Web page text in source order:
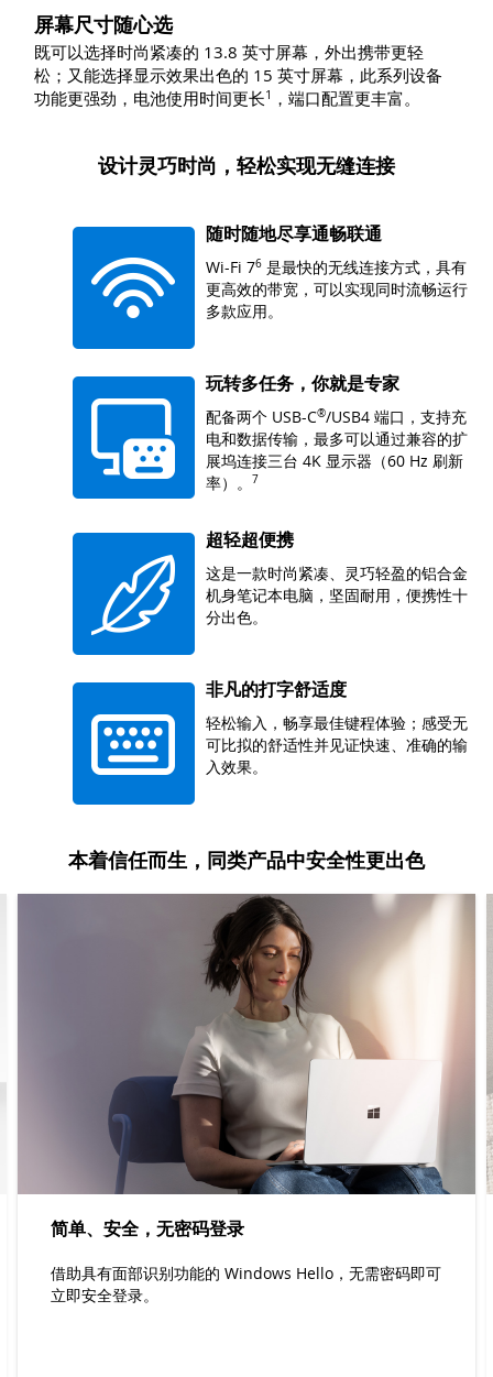
屏幕尺寸随心选
既可以选择时尚紧凑的 13.8 英寸屏幕，外出携带更轻
松；又能选择显示效果出色的 15 英寸屏幕，此系列设备
功能更强劲，电池使用时间更长1 ，端口配置更丰富。
设计灵巧时尚，轻松实现无缝连接
随时随地尽享通畅联通
Wi-Fi 76 是最快的无线连接方式，具有
更高效的带宽，可以实现同时流畅运行
多款应用。
玩转多任务，你就是专家
配备两个 USB-C®/USB4 端口，支持充
电和数据传输，最多可以通过兼容的扩
展坞连接三台 4K 显示器（60 Hz 刷新
率）。
7
超轻超便携
这是一款时尚紧凑、灵巧轻盈的铝合金
机身笔记本电脑，坚固耐用，便携性十
分出色。
非凡的打字舒适度
轻松输入，畅享最佳键程体验；感受无
可比拟的舒适性并见证快速、准确的输
入效果。
本着信任而生，同类产品中安全性更出色
简单、安全，无密码登录
借助具有面部识别功能的 Windows Hello，无需密码即可
立即安全登录。